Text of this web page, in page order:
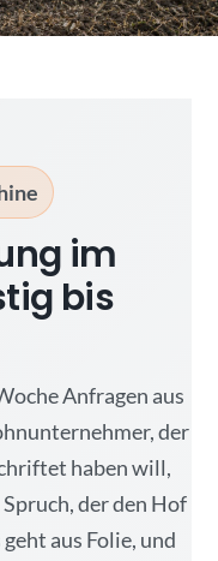
im
bis
Anfragen aus
der
haben will,
der den Hof
aus Folie, und